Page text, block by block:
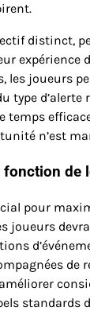
distinct,
expérience
les joueurs
type d’alerte
temps
n’est
fonction de
pour
joueurs
de
standards